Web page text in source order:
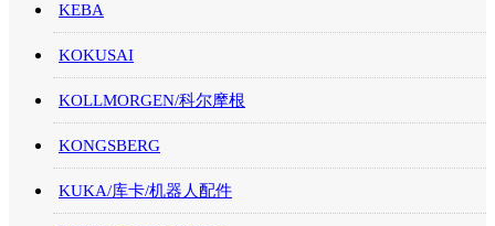
KEBA
KOKUSAI
KOLLMORGEN/科尔摩根
KONGSBERG
KUKA/库卡/机器人配件